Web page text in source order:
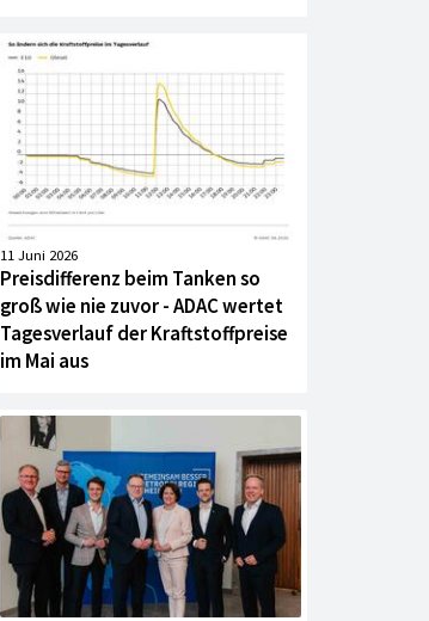
11 Juni 2026
Preisdifferenz beim Tanken so
groß wie nie zuvor - ADAC wertet
Tagesverlauf der Kraftstoffpreise
im Mai aus